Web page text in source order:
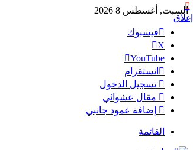
السبت, أغسطس 8 2026
فيسبوك
‫X
‫YouTube
انستقرام
تسجيل الدخول
مقال عشوائي
إضافة عمود جانبي
القائمة
إغلاق